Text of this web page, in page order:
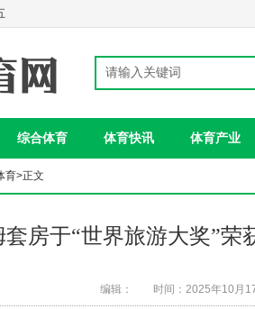
综合体育 体育快讯 体育产业
育>正文
套房于“世界旅游大奖”荣
编辑： 时间：2025年10月